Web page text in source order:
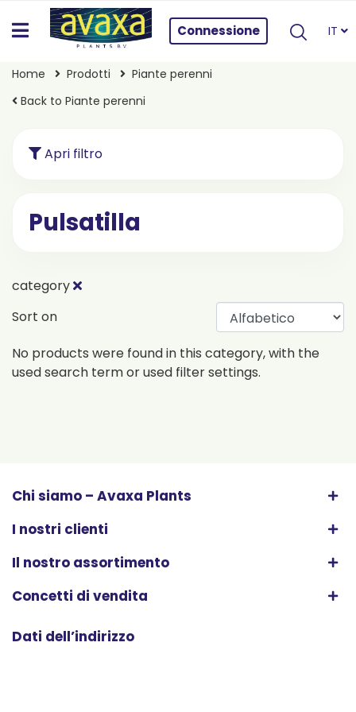
Connessione IT
Home Prodotti
Piante perenni
Back to Piante perenni
Apri filtro
Pulsatilla
category
Sort on
No products were found in this category, with the
used search term or used filter settings.
Chi siamo – Avaxa Plants
I nostri clienti
Il nostro assortimento
Concetti di vendita
Dati dell’indirizzo